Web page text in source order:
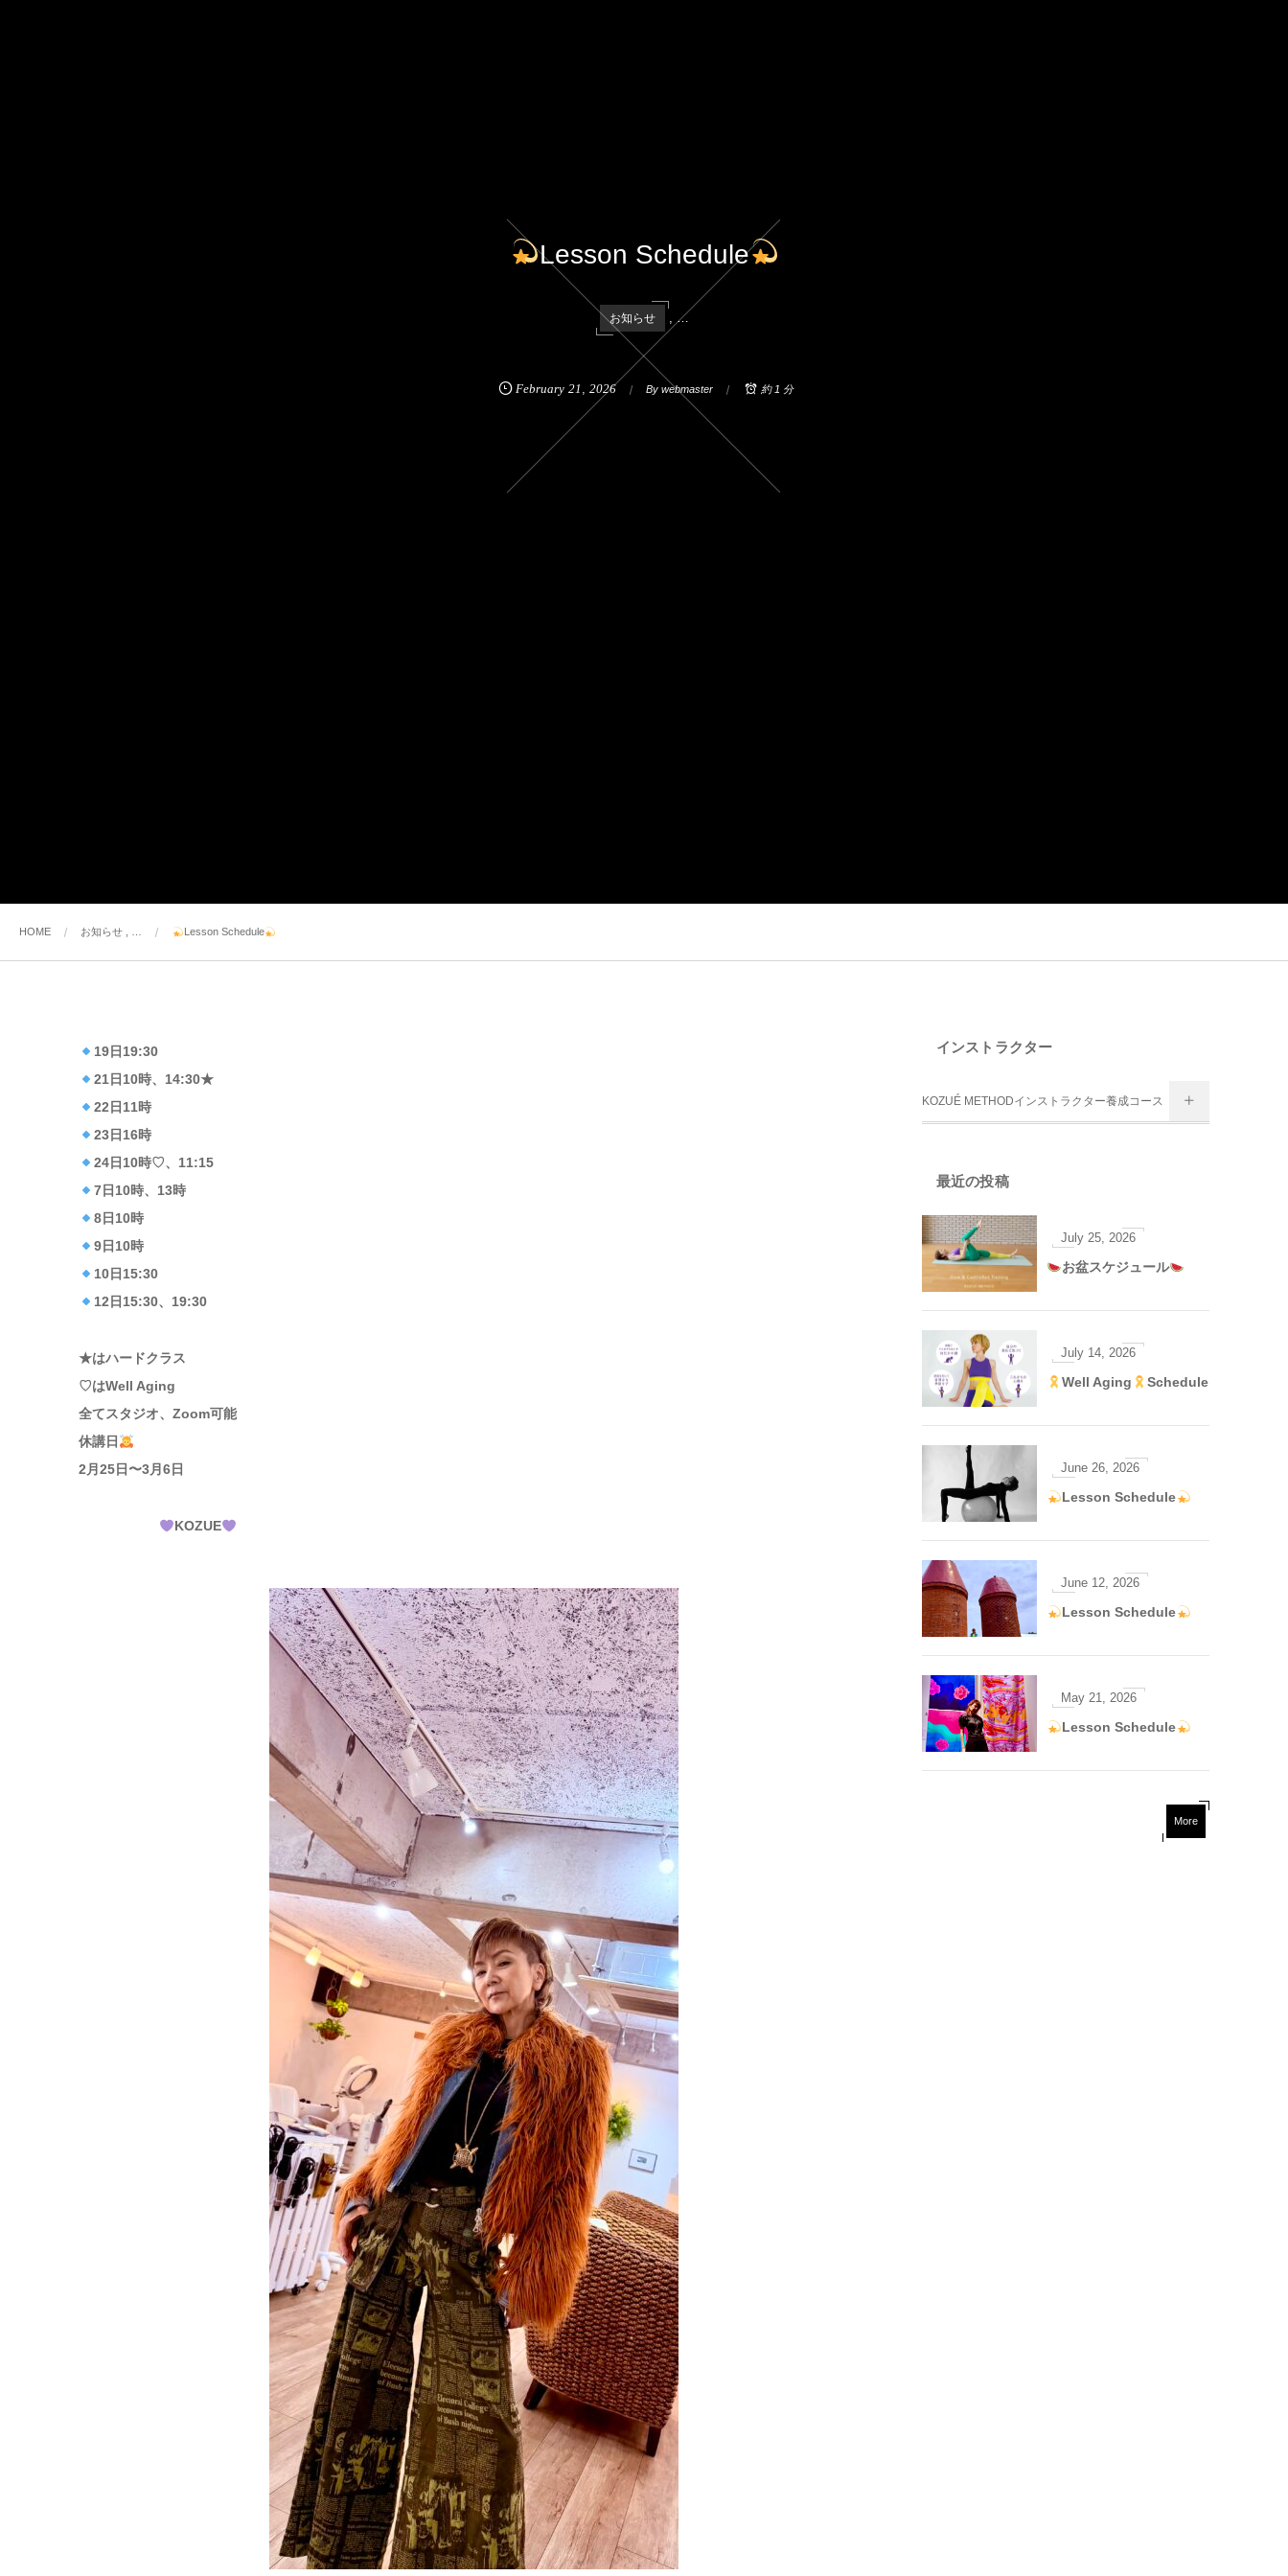
Lesson Schedule
お知らせ , …
February 21 ,2026 Bywebmaster 約 1 分
HOME お知らせ , … Lesson Schedule
19日19:30
21日10時、14:30★
22日11時
23日16時
24日10時♡、11:15
7日10時、13時
8日10時
9日10時
10日15:30
12日15:30、19:30
★はハードクラス
♡はWell Aging
全てスタジオ、Zoom可能
休講日
2月25日〜3月6日
KOZUE
インストラクター
KOZUÉ METHODインストラクター養成コース
最近の投稿
July 25, 2026
お盆スケジュール
July 14, 2026
Well Aging Schedule
June 26, 2026
Lesson Schedule
June 12, 2026
Lesson Schedule
May 21, 2026
Lesson Schedule
More